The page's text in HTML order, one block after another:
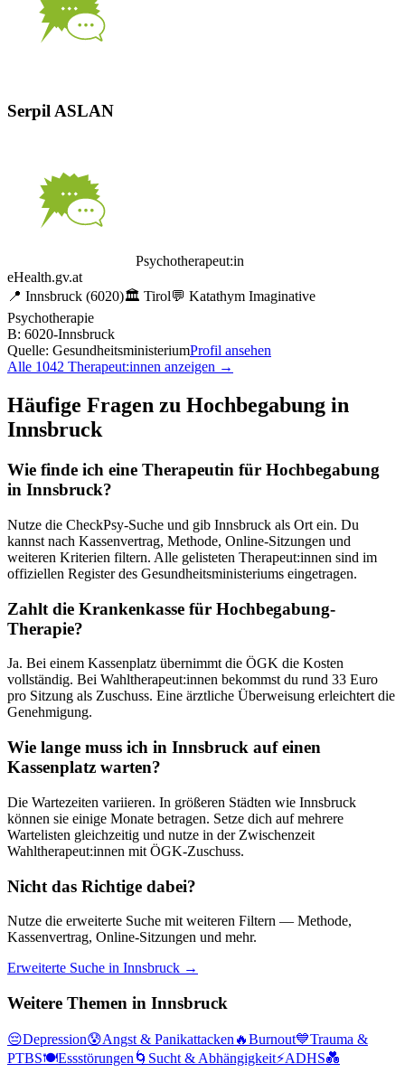
Serpil ASLAN
Psychotherapeut:in
eHealth.gv.at
📍 Innsbruck (6020)🏛️ Tirol💬 Katathym Imaginative
Psychotherapie
B: 6020-Innsbruck
Quelle: GesundheitsministeriumProfil ansehen
Alle 1042 Therapeut:innen anzeigen →
Häufige Fragen zu Hochbegabung in
Innsbruck
Wie finde ich eine Therapeutin für Hochbegabung
in Innsbruck?
Nutze die CheckPsy-Suche und gib Innsbruck als Ort ein. Du
kannst nach Kassenvertrag, Methode, Online-Sitzungen und
weiteren Kriterien filtern. Alle gelisteten Therapeut:innen sind im
offiziellen Register des Gesundheitsministeriums eingetragen.
Zahlt die Krankenkasse für Hochbegabung-
Therapie?
Ja. Bei einem Kassenplatz übernimmt die ÖGK die Kosten
vollständig. Bei Wahltherapeut:innen bekommst du rund 33 Euro
pro Sitzung als Zuschuss. Eine ärztliche Überweisung erleichtert die
Genehmigung.
Wie lange muss ich in Innsbruck auf einen
Kassenplatz warten?
Die Wartezeiten variieren. In größeren Städten wie Innsbruck
können sie einige Monate betragen. Setze dich auf mehrere
Wartelisten gleichzeitig und nutze in der Zwischenzeit
Wahltherapeut:innen mit ÖGK-Zuschuss.
Nicht das Richtige dabei?
Nutze die erweiterte Suche mit weiteren Filtern — Methode,
Kassenvertrag, Online-Sitzungen und mehr.
Erweiterte Suche in Innsbruck →
Weitere Themen in Innsbruck
😔Depression😰Angst & Panikattacken 🔥Burnout💙Trauma &
PTBS🍽️Essstörungen 🌀 Sucht & Abhängigkeit⚡ADHS💑